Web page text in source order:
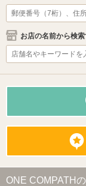
お店の名前から検索
ONE COMPATH